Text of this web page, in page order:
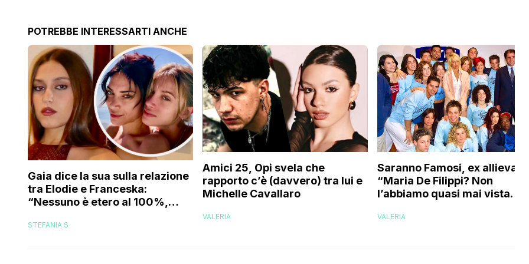
POTREBBE INTERESSARTI ANCHE
Gaia dice la sua sulla relazione
tra Elodie e Franceska:
“Nessuno è etero al 100%,
STEFANIA S
Amici 25, Opi svela che
rapporto c’è (davvero) tra lui e
Michelle Cavallaro
VALERIA
Saranno Famosi, ex allieva:
“Maria De Filippi? Non
l’abbiamo quasi mai vista. Noi
voglio credere che…”
VALERIA